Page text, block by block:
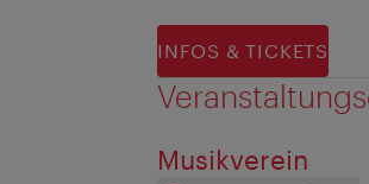
INFOS & TICKETS
Musikverein